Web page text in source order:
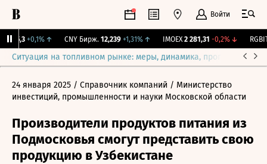
Войти
+0,1% ↑ CNY Бирж. 12,239 +1,31% ↑ IMOEX 2 281,31 -0,2%↓ RGBITR
Ситуация на топливном рынке: меры, динамика, прогнозы
24 января 2025 / Справочник компаний / Министерство
инвестиций, промышленности и науки Московской области
Производители продуктов питания из
Подмосковья смогут представить свою
продукцию в Узбекистане